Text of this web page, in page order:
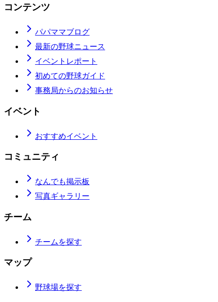
コンテンツ
パパママブログ
最新の野球ニュース
イベントレポート
初めての野球ガイド
事務局からのお知らせ
イベント
おすすめイベント
コミュニティ
なんでも掲示板
写真ギャラリー
チーム
チームを探す
マップ
野球場を探す